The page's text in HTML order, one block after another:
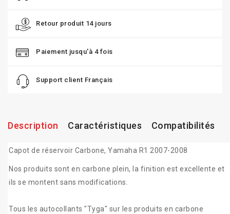
Retour produit 14 jours
Paiement jusqu'à 4 fois
Support client Français
Description Caractéristiques Compatibilités
Capot de réservoir Carbone, Yamaha R1 2007-2008
Nos produits sont en carbone plein, la finition est excellente et
ils se montent sans modifications.
Tous les autocollants "Tyga" sur les produits en carbone